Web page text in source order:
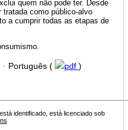
quem não pode ter. Desde
como público-alvo
a cumprir todas as etapas de
· Português ( pdf )
identificado, está licenciado sob